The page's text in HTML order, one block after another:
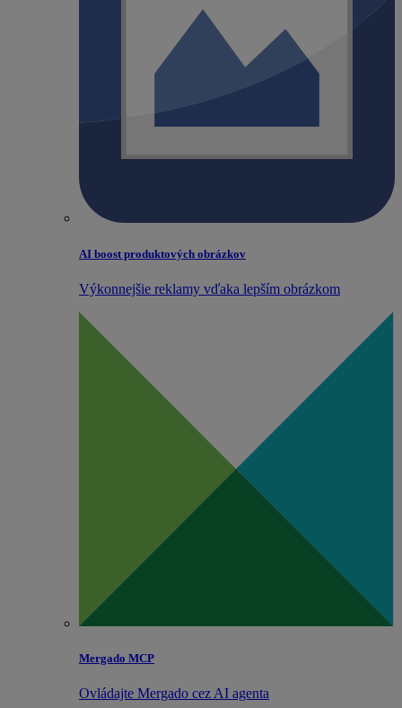
AI boost produktových obrázkov
Výkonnejšie reklamy vďaka lepším obrázkom
Mergado MCP
Ovládajte Mergado cez AI agenta